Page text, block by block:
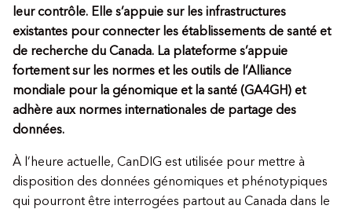
leur contrôle. Elle s’appuie sur les infrastructures
existantes pour connecter les établissements de santé et
de recherche du Canada. La plateforme s’appuie
fortement sur les normes et les outils de l’Alliance
mondiale pour la génomique et la santé (GA4GH) et
adhère aux normes internationales de partage des
données.
À l’heure actuelle, CanDIG est utilisée pour mettre à
disposition des données génomiques et phénotypiques
qui pourront être interrogées partout au Canada dans le